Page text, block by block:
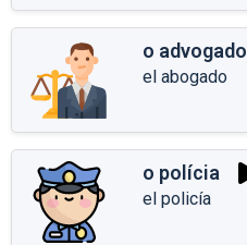
o advogado
el abogado
o polícia
el policía